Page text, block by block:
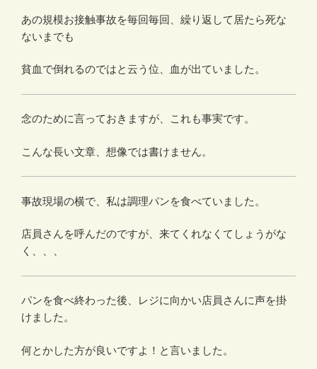
あの規模お接触事故を毎回毎回、繰り返して居たら死な
ないまでも
貧血で倒れるのではと云う位、血が出ていました。
念のために言っておきますが、これも事実です。
こんな長い文章、想像では書けません。
事故現場の横で、私は調理パンを食べていました。
店員さんを呼んだのですが、来てくれなくてしょうがな
く、、、
パンを食べ終わった後、レジに向かい店員さんに声を掛
けました。
何とかした方が良いですよ！と言いました。